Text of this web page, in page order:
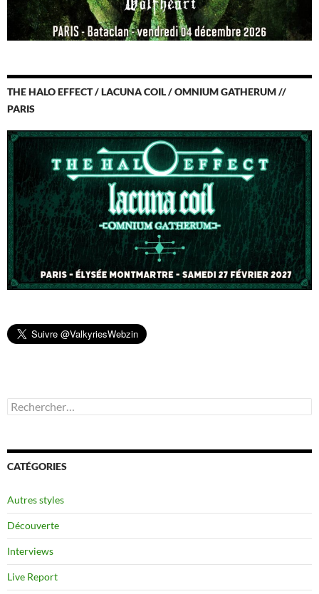
THE HALO EFFECT / LACUNA COIL / OMNIUM GATHERUM //
PARIS
Rechercher :
CATÉGORIES
Autres styles
Découverte
Interviews
Live Report